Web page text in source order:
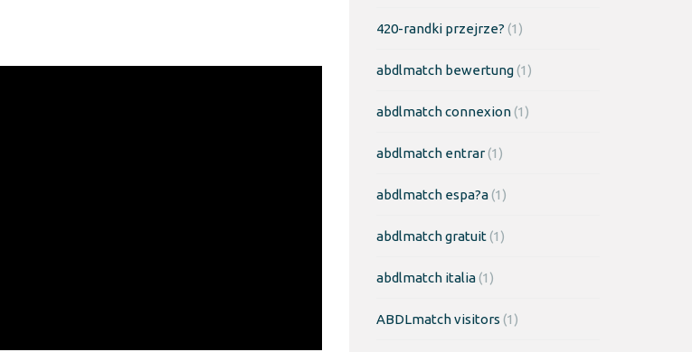
420-randki przejrze? (1)
abdlmatch bewertung(1)
abdlmatch connexion(1)
abdlmatch entrar(1)
abdlmatch espa?a(1)
abdlmatch gratuit(1)
abdlmatch italia(1)
ABDLmatch visitors (1)